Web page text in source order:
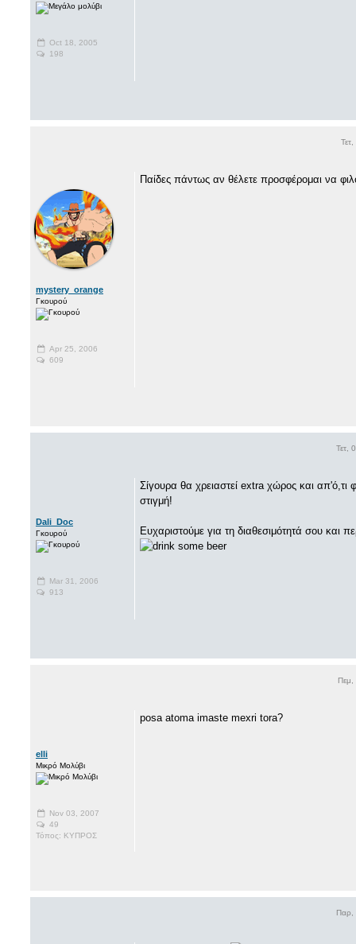
Oct 18, 2005
198
mystery_orange
Γκουρού
Apr 25, 2006
609
Παίδες πάντως αν θέλετε προσφέρομαι να
Τετ,
Dali_Doc
Γκουρού
Mar 31, 2006
913
Σίγουρα θα χρειαστεί extra χώρος και απ'ό,τι
στιγμή!
Ευχαριστούμε για τη διαθεσιμότητά σου
elli
Μικρό Μολύβι
Nov 03, 2007
49
Τόπος: ΚΥΠΡΟΣ
posa atoma imaste mexri tora?
Παρ,